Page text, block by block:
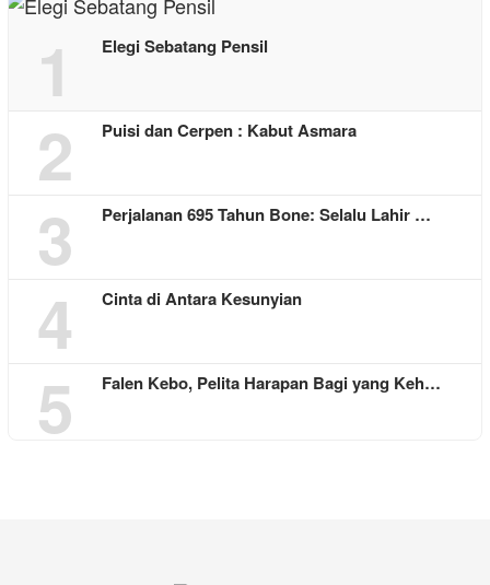
1 Elegi Sebatang Pensil
2 Puisi dan Cerpen : Kabut Asmara
3 Perjalanan 695 Tahun Bone: Selalu Lahir …
4 Cinta di Antara Kesunyian
5 Falen Kebo, Pelita Harapan Bagi yang Keh…